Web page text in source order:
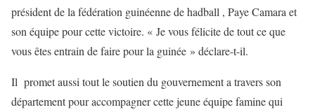
président de la fédération guinéenne de hadball , Paye Camara et
son équipe pour cette victoire. « Je vous félicite de tout ce que
vous êtes entrain de faire pour la guinée » déclare-t-il.
Il promet aussi tout le soutien du gouvernement a travers son
département pour accompagner cette jeune équipe famine qui